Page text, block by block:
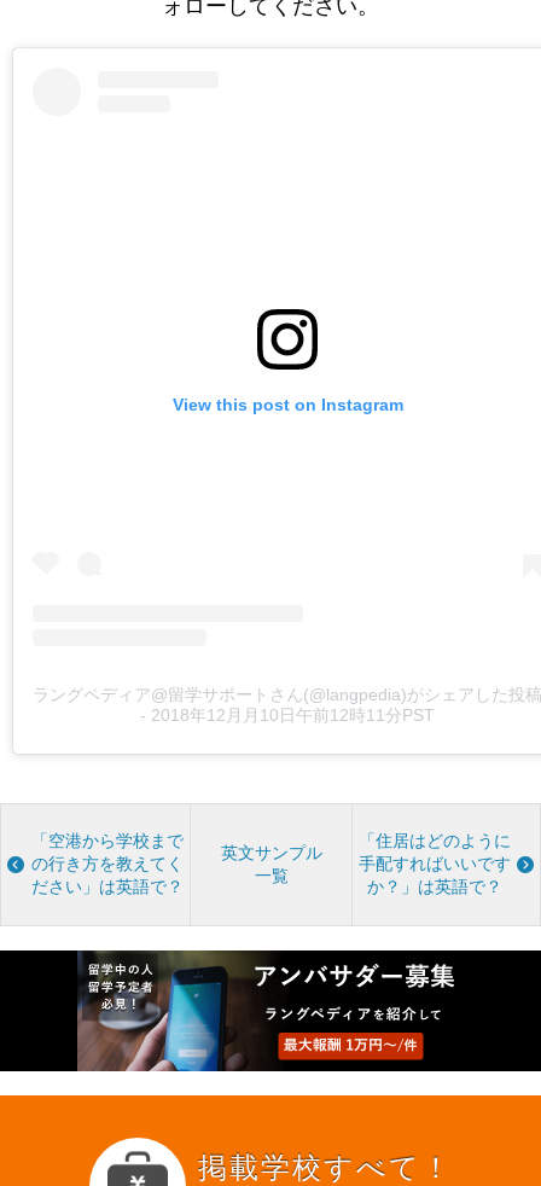
ォローしてください。
View this post on Instagram
ラングペディア@留学サポートさん(@langpedia)がシェアした投稿
- 2018年12月月10日午前12時11分PST
「空港から学校まで
の行き方を教えてく
ださい」は英語で？
英文サンプル
一覧
「住居はどのように
手配すればいいです
か？」は英語で？
掲載学校すべて！